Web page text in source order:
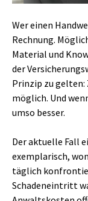
Wer einen
Rechnung.
Material und
der
Prinzip zu gelten:
möglich. Und
umso besser.
Der aktuelle Fall
exemplarisch,
täglich
Schadeneintritt